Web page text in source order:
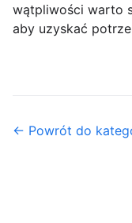
wątpliwości warto
aby uzyskać
← Powrót do